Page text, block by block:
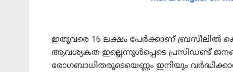
ഇതുവരെ 16 ലക്ഷം പേർക്കാണ് ബ്രസീലിൽ
ആവശ്യകത ഇല്ലെന്നുൾപ്പെടെ പ്രസിഡണ്ട്‌
രോഗബാധിതരുടെയെണ്ണം ഇനിയും